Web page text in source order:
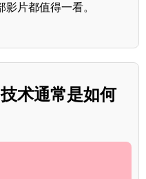
片都值得一看。
术通常是如何